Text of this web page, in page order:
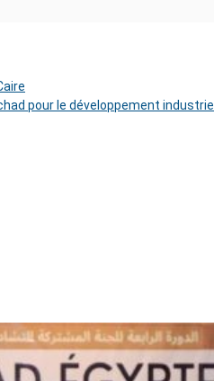
pour le développement industriel